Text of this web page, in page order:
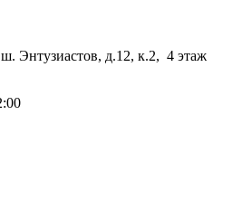
ш. Энтузиастов, д.12, к.2, 4 этаж